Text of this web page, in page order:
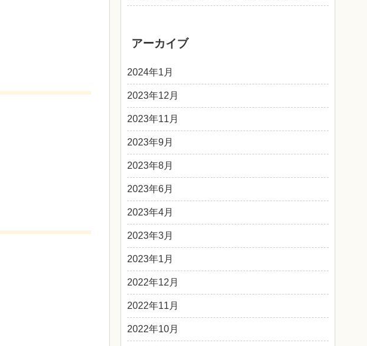
アーカイブ
2024年1月
2023年12月
2023年11月
2023年9月
2023年8月
2023年6月
2023年4月
2023年3月
2023年1月
2022年12月
2022年11月
2022年10月